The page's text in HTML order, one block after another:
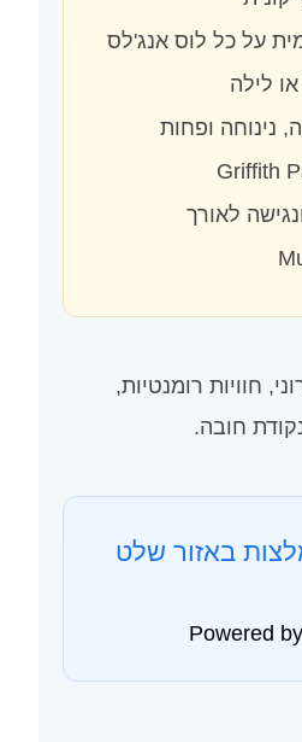
על כל לוס אנג'לס
לילה
נינוחה ופחות
לאורך
חוויות רומנטיות,
חובה.
באזור שלט
Powered by